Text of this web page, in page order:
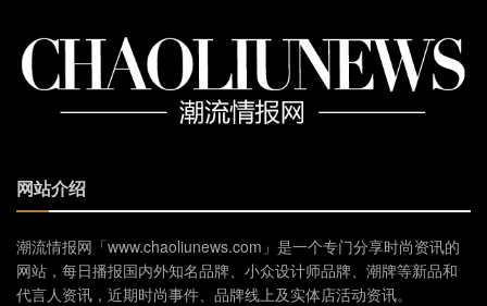
网站介绍
潮流情报网「www.chaoliunews.com」是一个专门分享时尚资讯的
网站，每日播报国内外知名品牌、小众设计师品牌、潮牌等新品和
代言人资讯，近期时尚事件、品牌线上及实体店活动资讯。